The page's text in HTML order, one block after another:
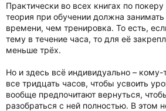
Практически во всех книгах по
теория при обучении должна
времени, чем тренировка. То есть,
тему в течение часа, то для её
меньше трёх.
Но и здесь всё индивидуально – кому-
все тридцать часов, чтобы усвоить
вообще предпочитают вернуться,
разобраться с ней полностью. В этом